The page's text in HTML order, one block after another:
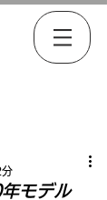
モデル